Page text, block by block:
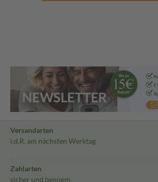
Versandarten
i.d.R. am nächsten Werktag
Zahlarten
sicher und bequem